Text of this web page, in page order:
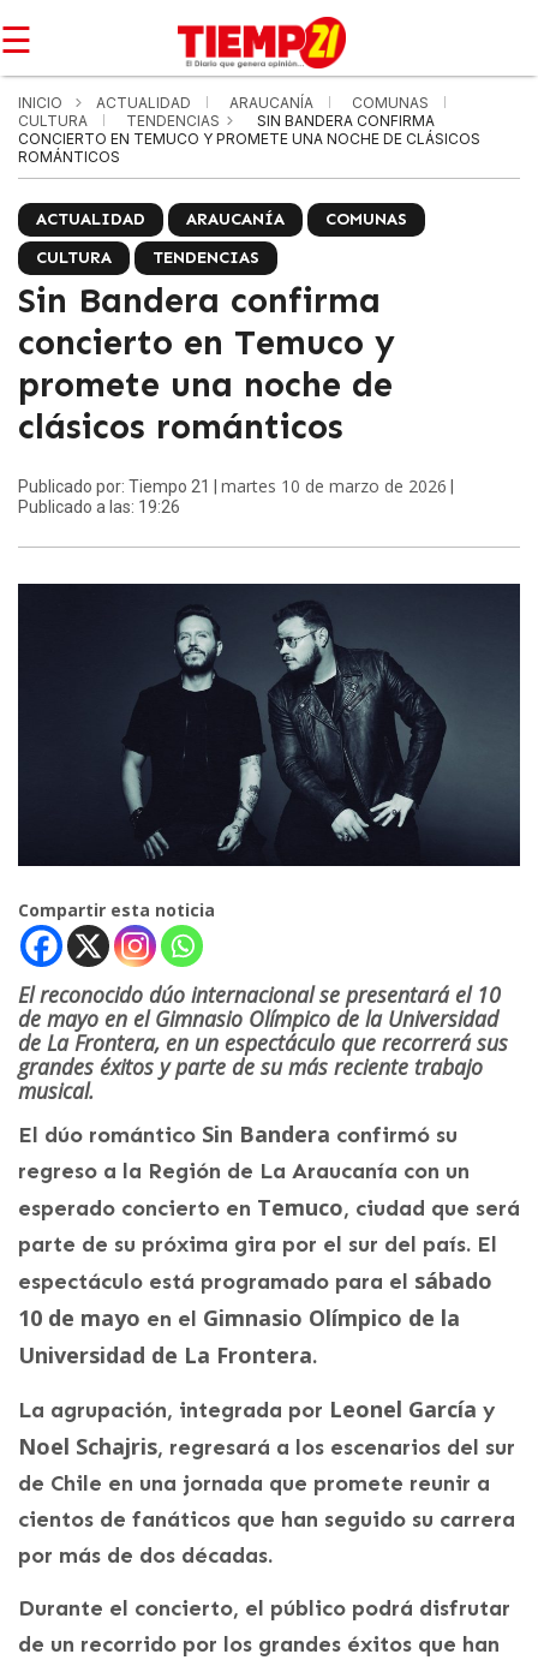
☰
INICIO ACTUALIDAD ARAUCANÍA
COMUNAS
CULTURA
TENDENCIAS
SIN BANDERA CONFIRMA
CONCIERTO EN TEMUCO Y PROMETE UNA NOCHE DE CLÁSICOS
ROMÁNTICOS
ACTUALIDAD ARAUCANÍA
COMUNAS
CULTURA
TENDENCIAS
Sin Bandera confirma
concierto en Temuco y
promete una noche de
clásicos románticos
Publicado por: Tiempo 21 | martes 10 de marzo de 2026
Publicado a las: 19:26
Compartir esta noticia
El reconocido dúo internacional se presentará el 10
de mayo en el Gimnasio Olímpico de la Universidad
de La Frontera, en un espectáculo que recorrerá sus
grandes éxitos y parte de su más reciente trabajo
musical.
El dúo romántico Sin Bandera confirmó su
regreso a la Región de La Araucanía con un
esperado concierto en Temuco, ciudad que será
parte de su próxima gira por el sur del país. El
espectáculo está programado para el sábado
10 de mayo en el Gimnasio Olímpico de la
Universidad de La Frontera.
La agrupación, integrada por Leonel García y
Noel Schajris, regresará a los escenarios del sur
de Chile en una jornada que promete reunir a
cientos de fanáticos que han seguido su carrera
por más de dos décadas.
Durante el concierto, el público podrá disfrutar
de un recorrido por los grandes éxitos que han